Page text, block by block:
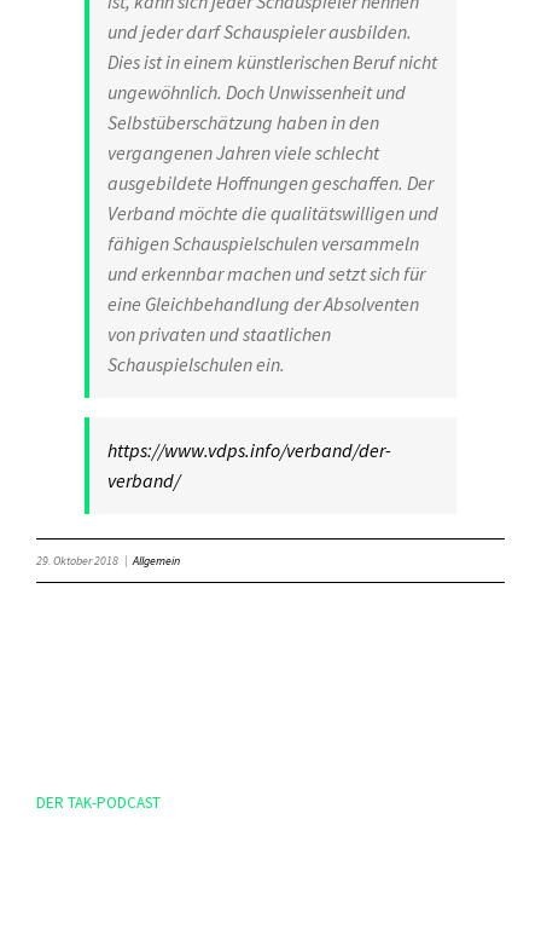
und jeder darf Schauspieler ausbilden.
Dies ist in einem künstlerischen Beruf nicht
ungewöhnlich. Doch Unwissenheit und
Selbstüberschätzung haben in den
vergangenen Jahren viele schlecht
ausgebildete Hoffnungen geschaffen. Der
Verband möchte die qualitätswilligen und
fähigen Schauspielschulen versammeln
und erkennbar machen und setzt sich für
eine Gleichbehandlung der Absolventen
von privaten und staatlichen
Schauspielschulen ein.
https://www.vdps.info/verband/der-
verband/
29. Oktober 2018 Allgemein
DER TAK-PODCAST